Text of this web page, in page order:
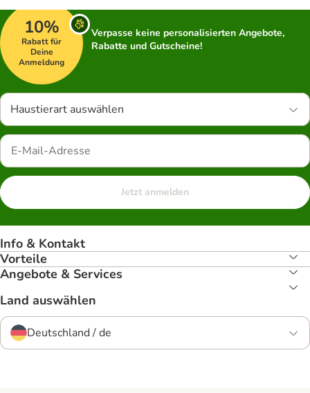
10%
Rabatt für
Deine
Anmeldung
Verpasse keine personalisierten Angebote,
Rabatte und Gutscheine!
Haustierart auswählen
Jetzt anmelden
Info & Kontakt
Vorteile
Angebote & Services
Land auswählen
Deutschland / de